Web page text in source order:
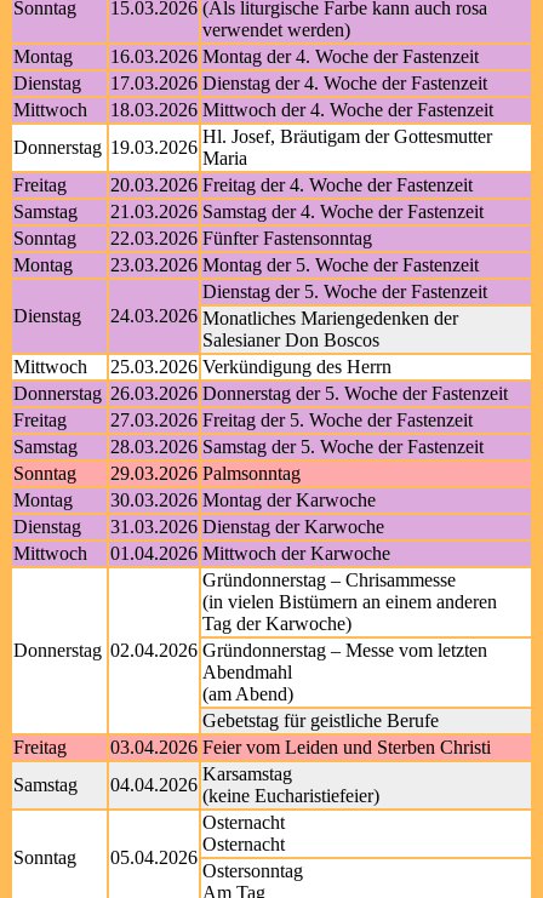
Sonntag 15.03.2026 (Als liturgische Farbe kann auch rosa
verwendet werden)
Montag
16.03.2026 Montag der 4. Woche der Fastenzeit
Dienstag
17.03.2026 Dienstag der 4. Woche der Fastenzeit
Mittwoch
18.03.2026 Mittwoch der 4. Woche der Fastenzeit
Donnerstag 19.03.2026
Hl. Josef, Bräutigam der Gottesmutter
Maria
Freitag
20.03.2026 Freitag der 4. Woche der Fastenzeit
Samstag
21.03.2026 Samstag der 4. Woche der Fastenzeit
Sonntag
22.03.2026 Fünfter Fastensonntag
Montag
23.03.2026 Montag der 5. Woche der Fastenzeit
Dienstag 24.03.2026
Dienstag der 5. Woche der Fastenzeit
Monatliches Mariengedenken der
Salesianer Don Boscos
Mittwoch
25.03.2026 Verkündigung des Herrn
Donnerstag 26.03.2026 Donnerstag der 5. Woche der Fastenzeit
Freitag
27.03.2026 Freitag der 5. Woche der Fastenzeit
Samstag
28.03.2026 Samstag der 5. Woche der Fastenzeit
Sonntag
29.03.2026 Palmsonntag
Montag
30.03.2026 Montag der Karwoche
Dienstag
31.03.2026 Dienstag der Karwoche
Mittwoch
01.04.2026 Mittwoch der Karwoche
Donnerstag 02.04.2026
Gründonnerstag – Chrisammesse
(in vielen Bistümern an einem anderen
Tag der Karwoche)
Gründonnerstag – Messe vom letzten
Abendmahl
(am Abend)
Gebetstag für geistliche Berufe
Freitag
03.04.2026 Feier vom Leiden und Sterben Christi
Samstag
04.04.2026
Karsamstag
(keine Eucharistiefeier)
Sonntag 05.04.2026
Osternacht
Osternacht
Ostersonntag
Am Tag